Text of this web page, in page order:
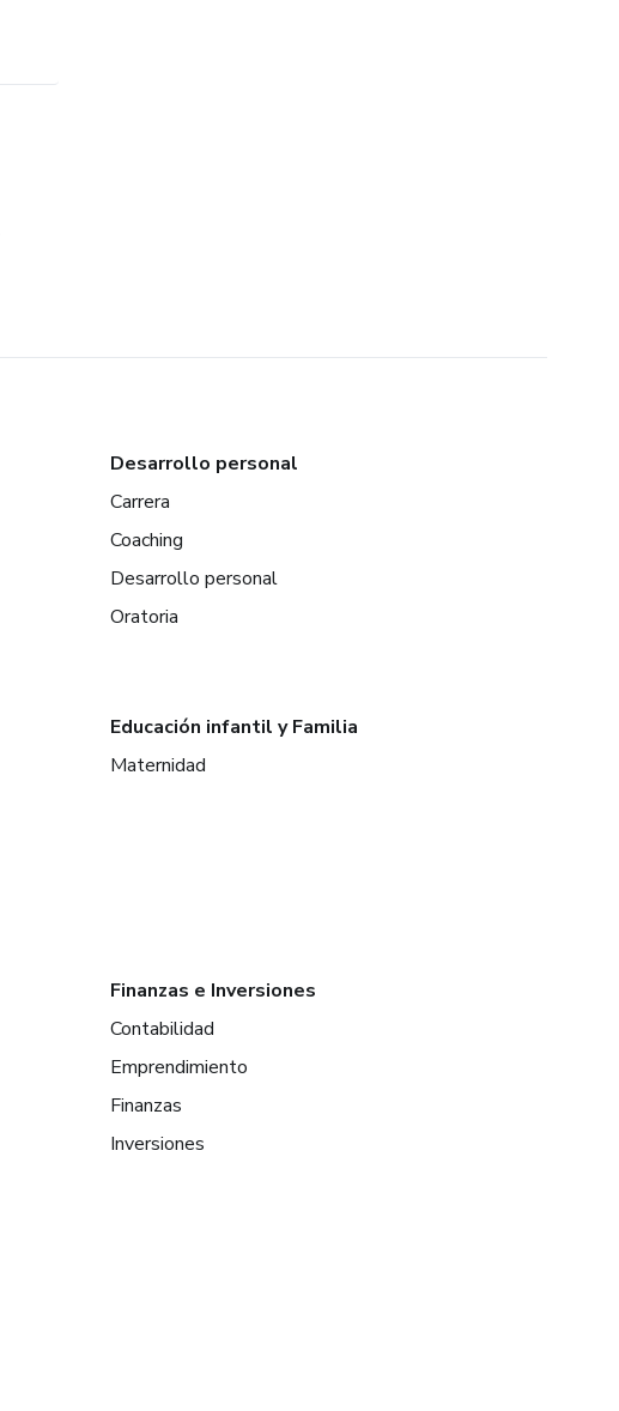
Desarrollo personal
Carrera
Coaching
Desarrollo personal
Oratoria
Educación infantil y Familia
Maternidad
Finanzas e Inversiones
Contabilidad
Emprendimiento
Finanzas
Inversiones